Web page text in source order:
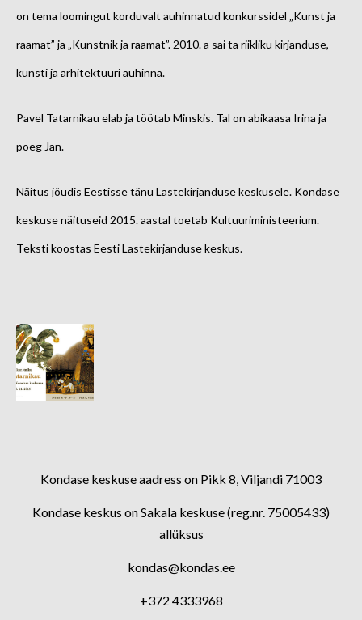
on tema loomingut korduvalt auhinnatud konkurssidel „Kunst ja
raamat” ja „Kunstnik ja raamat”. 2010. a sai ta riikliku kirjanduse,
kunsti ja arhitektuuri auhinna.
Pavel Tatarnikau elab ja töötab Minskis. Tal on abikaasa Irina ja
poeg Jan.
Näitus jõudis Eestisse tänu Lastekirjanduse keskusele. Kondase
keskuse näituseid 2015. aastal toetab Kultuuriministeerium.
Teksti koostas Eesti Lastekirjanduse keskus.
Kondase keskuse aadress on Pikk 8, Viljandi 71003
Kondase keskus on Sakala keskuse (reg.nr. 75005433)
allüksus
kondas@kondas.ee
+372 4333968